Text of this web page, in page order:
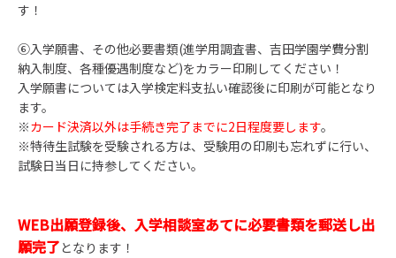
す！
⑥入学願書、その他必要書類(進学用調査書、吉田学園学費分割
納入制度、各種優遇制度など)をカラー印刷してください！
入学願書については入学検定料支払い確認後に印刷が可能となり
ます。
※カード決済以外は手続き完了までに2日程度要します。
※特待生試験を受験される方は、受験用の印刷も忘れずに行い、
試験日当日に持参してください。
WEB出願登録後、入学相談室あてに必要書類を郵送し出
願完了 となります！